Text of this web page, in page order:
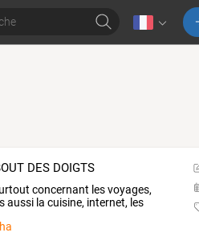
DES DOIGTS
concernant lesvoyages,
aussi la cuisine, internet, les